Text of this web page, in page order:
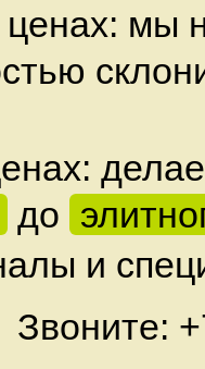
ценах: мы
до
и
Звоните: